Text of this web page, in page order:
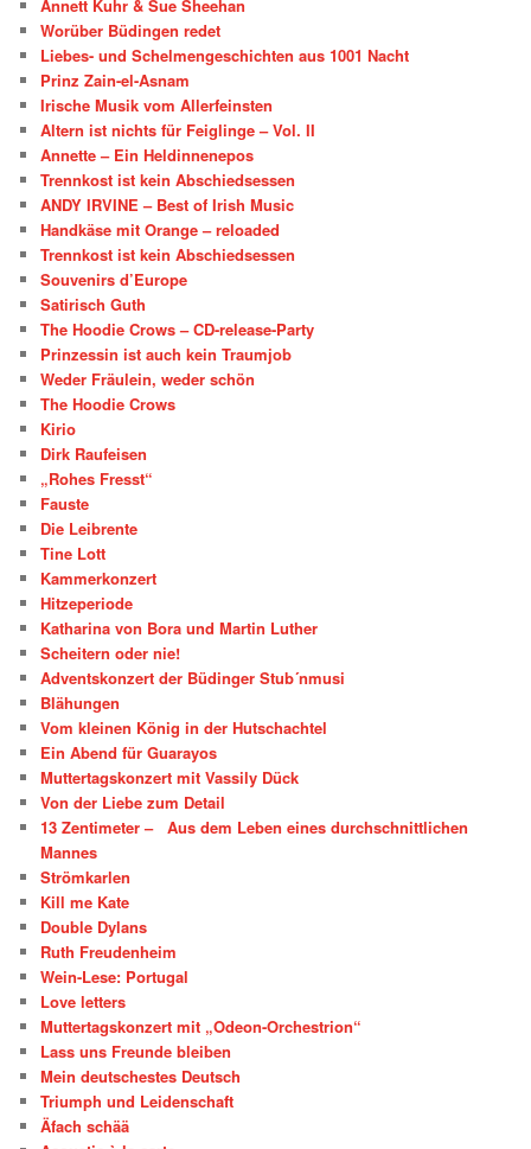
Annett Kuhr & Sue Sheehan
Worüber Büdingen redet
Liebes- und Schelmengeschichten aus 1001 Nacht
Prinz Zain-el-Asnam
Irische Musik vom Allerfeinsten
Altern ist nichts für Feiglinge – Vol. II
Annette – Ein Heldinnenepos
Trennkost ist kein Abschiedsessen
ANDY IRVINE – Best of Irish Music
Handkäse mit Orange – reloaded
Trennkost ist kein Abschiedsessen
Souvenirs d’Europe
Satirisch Guth
The Hoodie Crows – CD-release-Party
Prinzessin ist auch kein Traumjob
Weder Fräulein, weder schön
The Hoodie Crows
Kirio
Dirk Raufeisen
„Rohes Fresst“
Fauste
Die Leibrente
Tine Lott
Kammerkonzert
Hitzeperiode
Katharina von Bora und Martin Luther
Scheitern oder nie!
Adventskonzert der Büdinger Stub´nmusi
Blähungen
Vom kleinen König in der Hutschachtel
Ein Abend für Guarayos
Muttertagskonzert mit Vassily Dück
Von der Liebe zum Detail
13 Zentimeter – Aus dem Leben eines durchschnittlichen
Mannes
Strömkarlen
Kill me Kate
Double Dylans
Ruth Freudenheim
Wein-Lese: Portugal
Love letters
Muttertagskonzert mit „Odeon-Orchestrion“
Lass uns Freunde bleiben
Mein deutschestes Deutsch
Triumph und Leidenschaft
Äfach schää